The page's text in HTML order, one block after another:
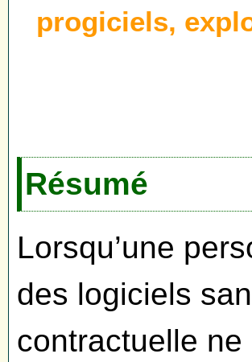
progiciels,
Résumé
Lorsqu’une
des logiciels
contractuelle ne